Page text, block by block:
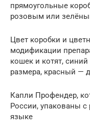
прямоугольные
розовым или
Цвет коробки и
модификации
кошек и котят,
размера, красный —
Капли Профендер,
России, упакованы
языке